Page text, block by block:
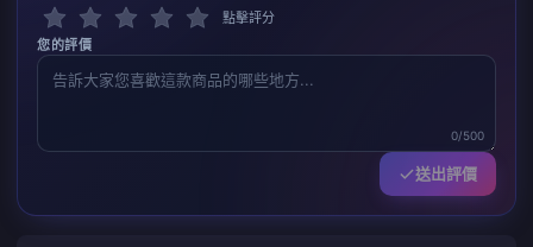
點擊評分
您的評價
0/500
送出評價